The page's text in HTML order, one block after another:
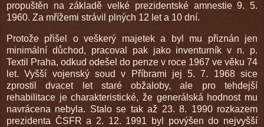
propuštěn na základě velké prezidentské amnestie 9. 5.
1960. Za mřížemi strávil plných 12 let a 10 dní.
Protože přišel o veškerý majetek a byl mu přiznán jen
minimální důchod, pracoval pak jako inventurník v n. p.
Textil Praha, odkud odešel do penze v roce 1967 ve věku 74
let. Vyšší vojenský soud v Příbrami jej 5. 7. 1968 sice
zprostil dvacet let staré obžaloby, ale pro tehdejší
rehabilitace je charakteristické, že generálská hodnost mu
navrácena nebyla. Stalo se tak až 23. 8. 1990 rozkazem
prezidenta ČSFR a 2. 12. 1991 byl povýšen do nejvyšší